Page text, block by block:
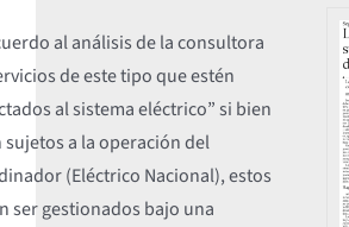
al análisis de la consultora
de este tipo que estén
al sistema eléctrico” si bien
sujetos a la operación del
(Eléctrico Nacional), estos
ser gestionados bajo una